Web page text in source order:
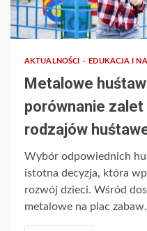
AKTUALNOŚCI EDUKACJA I
Metalowe
porównanie zalet
rodzajów
Wybór odpowiednich
istotna decyzja, która
rozwój dzieci. Wśród
metalowe na plac